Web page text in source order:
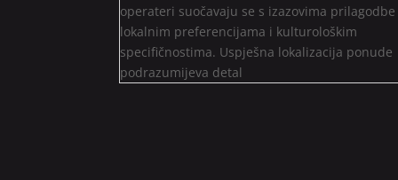
operateri suočavaju se s izazovima prilagodbe
lokalnim preferencijama i kulturološkim
specifičnostima. Uspješna lokalizacija ponude
podrazumijeva detal